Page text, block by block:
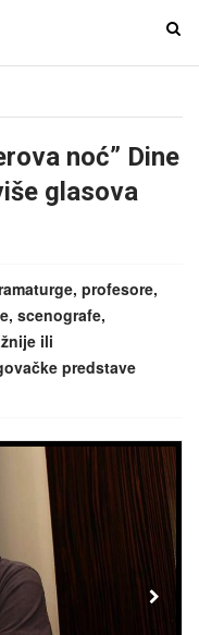
T
e
noć” Dine
glasova
profesore,
scenografe,
ili
predstave